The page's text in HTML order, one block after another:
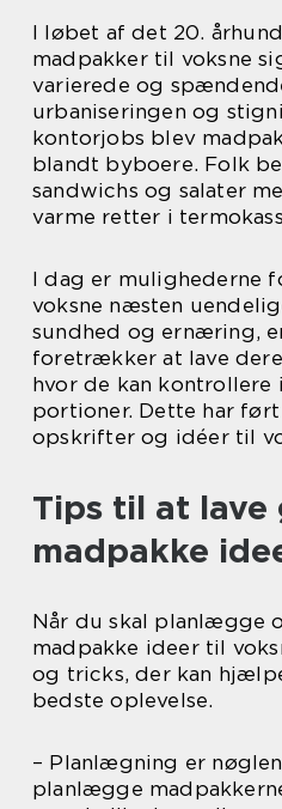
I løbet af det 20.
madpakker til voksne
varierede og
urbaniseringen og
kontorjobs blev
blandt byboere. Folk
sandwichs og salater
varme retter i
I dag er mulighederne
voksne næsten
sundhed og ernæring,
foretrækker at lave
hvor de kan kontrollere
portioner. Dette har
opskrifter og idéer til
Tips til at lave
madpakke
Når du skal planlægge
madpakke ideer til
og tricks, der kan
bedste oplevelse.
– Planlægning er
planlægge